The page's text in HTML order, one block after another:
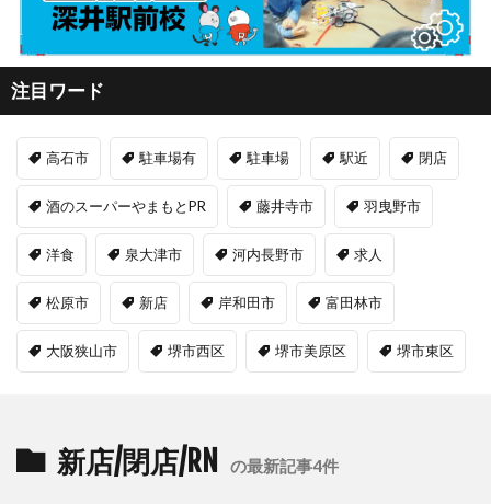
注目ワード
高石市 駐車場有 駐車場 駅近 閉店
酒のスーパーやまもとPR 藤井寺市 羽曳野市
洋食 泉大津市 河内長野市 求人
松原市 新店 岸和田市 富田林市
大阪狭山市 堺市西区 堺市美原区 堺市東区
新店/閉店/RN の最新記事4件